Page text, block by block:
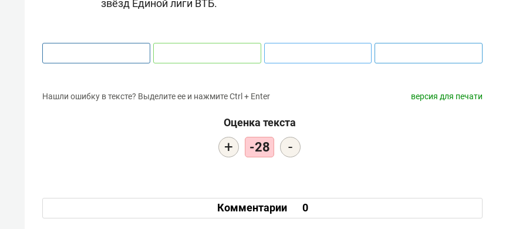
звёзд Единой лиги ВТБ.
Нашли ошибку в тексте? Выделите ее и нажмите Ctrl + Enter версия для печати
Оценка текста
+ -28 -
Комментарии 0